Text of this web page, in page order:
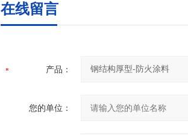
在线留言
产品：
您的单位：